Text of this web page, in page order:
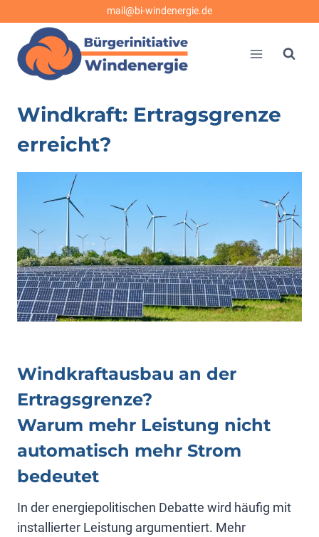
springen
mail@bi-windenergie.de
Windkraft: Ertragsgrenze
erreicht?
Windkraftausbau an der
Ertragsgrenze?
Warum mehr Leistung nicht
automatisch mehr Strom
bedeutet
In der energiepolitischen Debatte wird häufig mit
installierter Leistung argumentiert. Mehr